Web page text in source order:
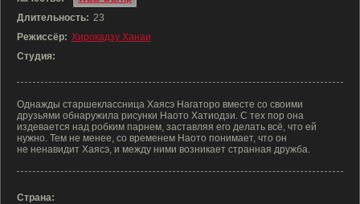
Длительность: 23
Режиссёр: Хирокадзу Ханаи
Студия:
Однажды старшеклассница Хаясэ Нагаторо вместе со своими
друзьями обнаружила рисунки Наото Хатиодзи. С тех пор она
издевается над робким парнем, заставляя его делать всё, что ей
нужно. Тем не менее, со временем Наото понимает, что он
не ненавидит Хаясэ, и между ними возникает странная дружба.
Страна: